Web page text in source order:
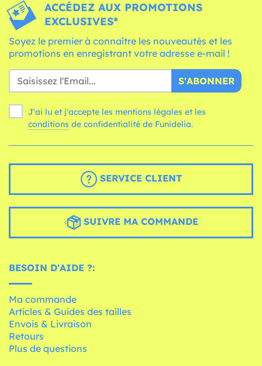
ACCÉDEZ AUX PROMOTIONS
EXCLUSIVES*
Soyez le premier à connaître les nouveautés et les
promotions en enregistrant votre adresse e-mail !
S'ABONNER
J'ai lu et j'accepte les mentions légales et les
conditions de confidentialité de Funidelia.
SERVICE CLIENT
SUIVRE MA COMMANDE
BESOIN D'AIDE ?:
Ma commande
Articles & Guides des tailles
Envois & Livraison
Retours
Plus de questions